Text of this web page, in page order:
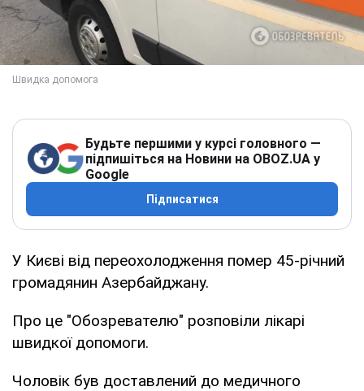
Будьте першими у курсі головного —
підпишіться на Новини на OBOZ.UA у
Google
Підписатися
У Києві від переохолодження помер 45-річний
громадянин Азербайджану.
Про це "Обозревателю" розповіли лікарі
швидкої допомоги.
Чоловік був доставлений до медичного